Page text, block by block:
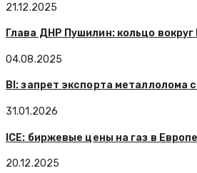
21.12.2025
Глава ДНР Пушилин: кольцо
04.08.2025
BI: запрет экспорта
31.01.2026
ICE: биржевые цены на газ в
20.12.2025